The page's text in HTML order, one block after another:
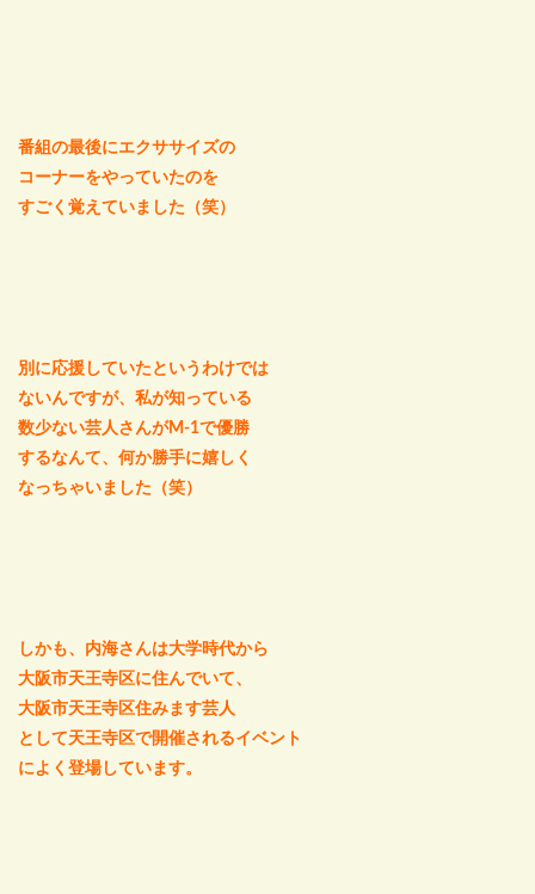
番組の最後にエクササイズの
コーナーをやっていたのを
すごく覚えていました（笑）
別に応援していたというわけでは
ないんですが、私が知っている
数少ない芸人さんがM-1で優勝
するなんて、何か勝手に嬉しく
なっちゃいました（笑）
しかも、内海さんは大学時代から
大阪市天王寺区に住んでいて、
大阪市天王寺区住みます芸人
として天王寺区で開催されるイベント
によく登場しています。